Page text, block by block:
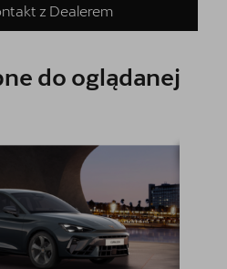
z Dealerem
do oglądanej